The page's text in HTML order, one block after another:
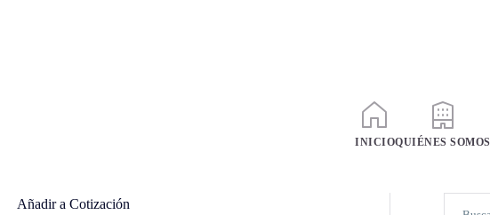
INICIOQUIÉNES SOMOS
Añadir a Cotización